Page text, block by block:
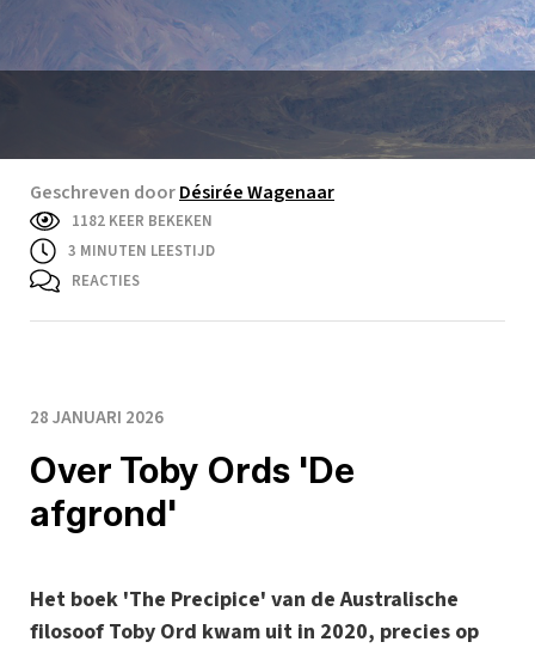
Geschreven doorDésirée Wagenaar
1182 KEER BEKEKEN
3 MINUTEN LEESTIJD
REACTIES
28 JANUARI 2026
Over Toby Ords 'De
afgrond'
Het boek 'The Precipice' van de Australische
filosoof Toby Ord kwam uit in 2020, precies op